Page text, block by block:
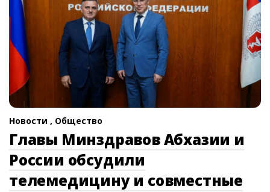
Новости , Общество
Главы Минздравов Абхазии и
России обсудили
телемедицину и совместные